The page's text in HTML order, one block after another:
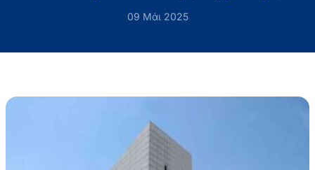
09 Μάι 2025